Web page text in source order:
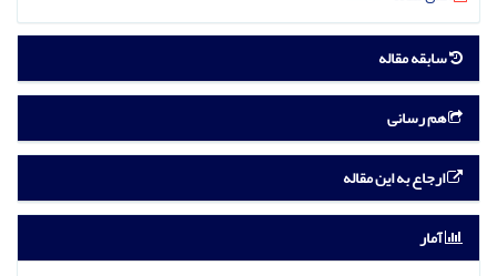
سابقه مقاله
هم رسانی
ارجاع به این مقاله
آمار